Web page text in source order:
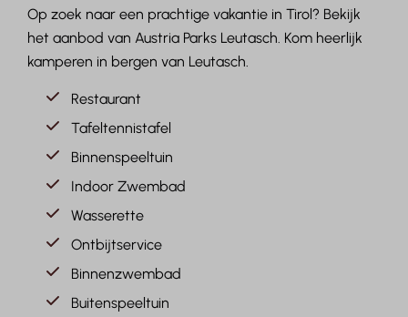
Op zoek naar een prachtige vakantie in Tirol? Bekijk
het aanbod van Austria Parks Leutasch. Kom heerlijk
kamperen in bergen van Leutasch.
Restaurant
Tafeltennistafel
Binnenspeeltuin
Indoor Zwembad
Wasserette
Ontbijtservice
Binnenzwembad
Buitenspeeltuin